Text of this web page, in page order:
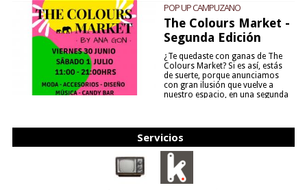
POP UP CAMPUZANO
The Colours Market -
Segunda Edición
¿Te quedaste con ganas de The
Colours Market? Si es así, estás
de suerte, porque anunciamos
con gran ilusión que vuelve a
nuestro espacio, en una segunda
Servicios